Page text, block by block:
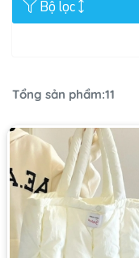
Bộ lọc
Tổng sản phẩm:11